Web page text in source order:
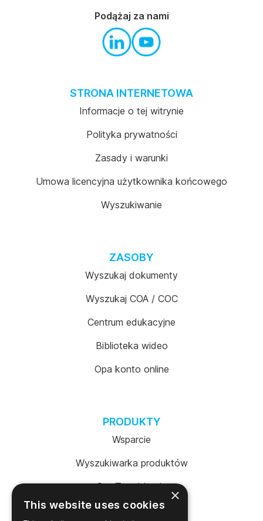
STRONA INTERNETOWA
Informacje o tej witrynie
Polityka prywatności
Zasady i warunki
Umowa licencyjna użytkownika końcowego
Wyszukiwanie
ZASOBY
Wyszukaj dokumenty
Wyszukaj COA / COC
Centrum edukacyjne
Biblioteka wideo
Opa konto online
PRODUKTY
Wsparcie
Wyszukiwarka produktów
SureTrend Login
Sklep internetowy (USA)
Podążaj za nami
×
This website uses cookies